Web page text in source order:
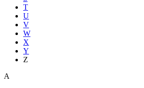
T
U
V
W
X
Y
Z
A